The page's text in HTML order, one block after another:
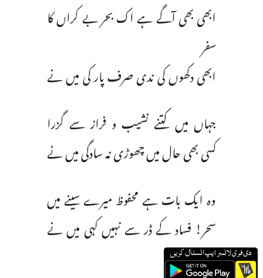
ابھی بھی آگے ہے اک بحر بے کراں کا
سفر
ابھی دکھوں کی ندی صرف پار کی میں نے
جہاں میں کتنے نشیب و فراز سے گزرا
کسی بھی حال میں چھوڑی نہ سادگی میں نے
وہ ایک بات ہے محفوظ میرے سینے میں
سحر! فساد کے ڈر سے نہیں کہی میں نے